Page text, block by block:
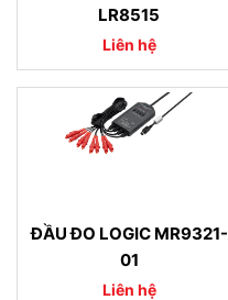
LR8515
Liên hệ
ĐẦU ĐO LOGIC MR9321-
01
Liên hệ